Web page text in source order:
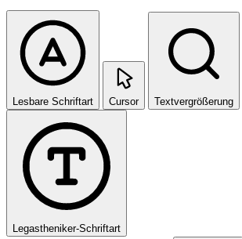
Lesbare Schriftart Cursor Textvergrößerung
Legastheniker-Schriftart